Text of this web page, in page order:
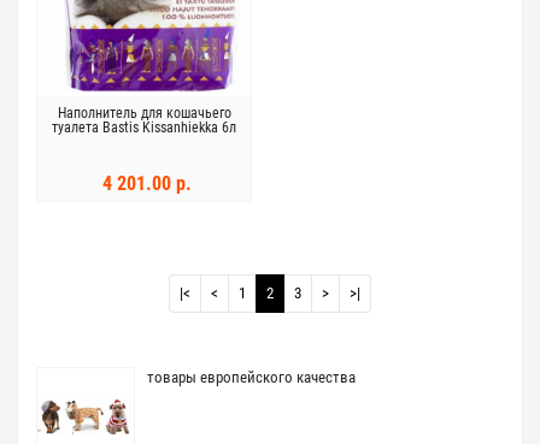
Наполнитель для кошачьего
туалета Bastis Kissanhiekka 6л
4 201.00 р.
|< < 1 2 3 > >|
товары европейского качества